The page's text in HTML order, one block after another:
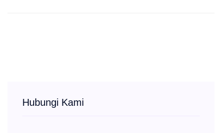
Hubungi Kami